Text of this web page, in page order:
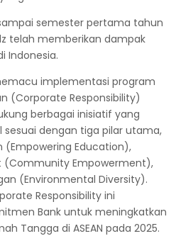
semester pertama tahun
telah memberikan dampak
Indonesia.
implementasi program
(Corporate Responsibility)
berbagai inisiatif yang
dengan tiga pilar utama,
(Empowering Education),
(Community Empowerment),
(Environmental Diversity).
Responsibility ini
Bank untuk meningkatkan
Tangga di ASEAN pada 2025.